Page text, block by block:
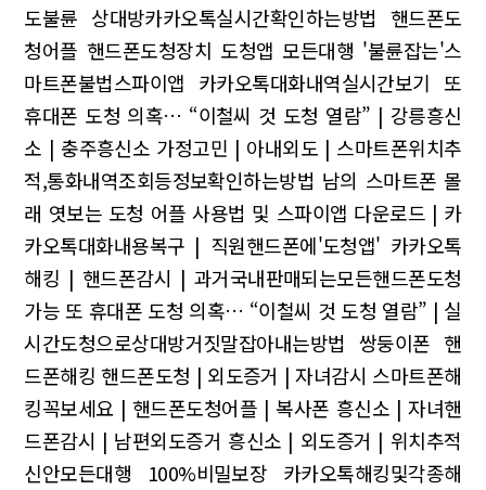
도불륜 상대방카카오톡실시간확인하는방법 핸드폰도
청어플 핸드폰도청장치 도청앱 모든대행 '불륜잡는'스
마트폰불법스파이앱 카카오톡대화내역실시간보기 또
휴대폰 도청 의혹… “이철씨 것 도청 열람” | 강릉흥신
소 | 충주흥신소 가정고민 | 아내외도 | 스마트폰위치추
적,통화내역조회등정보확인하는방법 남의 스마트폰 몰
래 엿보는 도청 어플 사용법 및 스파이앱 다운로드 | 카
카오톡대화내용복구 | 직원핸드폰에'도청앱' 카카오톡
해킹 | 핸드폰감시 | 과거국내판매되는모든핸드폰도청
가능 또 휴대폰 도청 의혹… “이철씨 것 도청 열람” | 실
시간도청으로상대방거짓말잡아내는방법 쌍둥이폰 핸
드폰해킹 핸드폰도청 | 외도증거 | 자녀감시 스마트폰해
킹꼭보세요 | 핸드폰도청어플 | 복사폰 흥신소 | 자녀핸
드폰감시 | 남편외도증거 흥신소 | 외도증거 | 위치추적
신안모든대행 100%비밀보장
카카오톡해킹및각종해